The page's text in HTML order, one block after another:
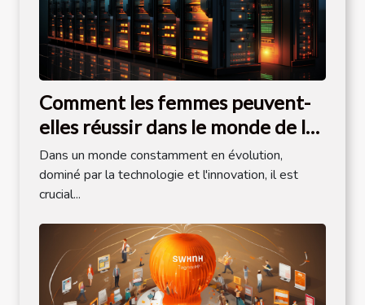
Comment les femmes peuvent-
elles réussir dans le monde de la
technologie ?
Dans un monde constamment en évolution,
dominé par la technologie et l'innovation, il est
crucial...